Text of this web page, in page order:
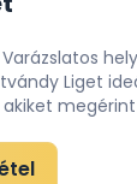
Varázslatos
Liget